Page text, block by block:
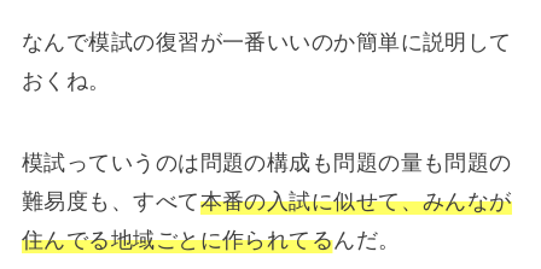
なんで模試の復習が一番いいのか簡単に説明して
おくね。
模試っていうのは問題の構成も問題の量も問題の
難易度も、すべて本番の入試に似せて、みんなが
住んでる地域ごとに作られてるんだ。